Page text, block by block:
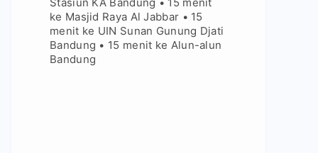
ke Masjid Raya Al Jabbar • 15
menit ke UIN Sunan Gunung Djati
Bandung • 15 menit ke Alun-alun
Bandung